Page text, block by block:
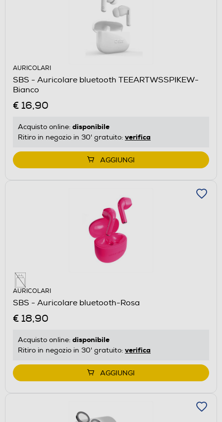
AURICOLARI
SBS - Auricolare bluetooth TEEARTWSSPIKEW-
Bianco
€ 16,90
Acquisto online: disponibile
Ritiro in negozio in 30' gratuito: verifica
AGGIUNGI
AURICOLARI
SBS - Auricolare bluetooth-Rosa
€ 18,90
Acquisto online: disponibile
Ritiro in negozio in 30' gratuito: verifica
AGGIUNGI